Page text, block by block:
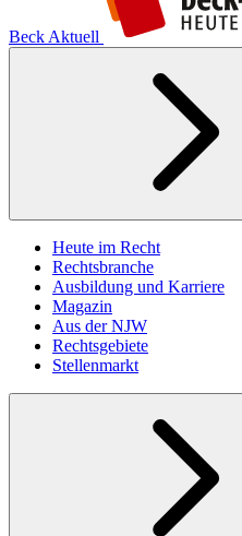
Beck Aktuell
Heute im Recht
Rechtsbranche
Ausbildung und Karriere
Magazin
Aus der NJW
Rechtsgebiete
Stellenmarkt